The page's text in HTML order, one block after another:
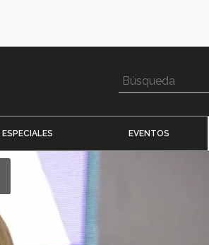
ESPECIALES EVENTOS